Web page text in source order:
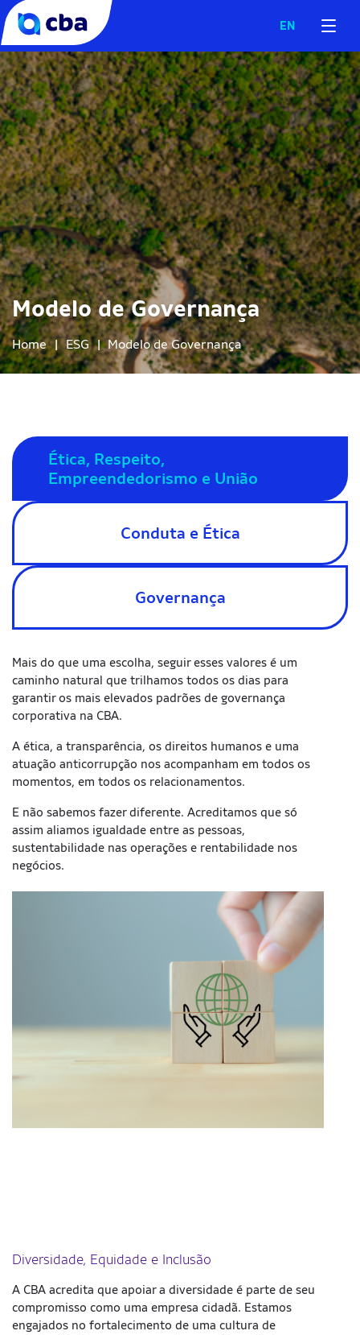
EN
Modelo de Governança
Home | ESG | Modelo de Governança
Ética, Respeito,
Empreendedorismo e União
Conduta e Ética
Governança
Mais do que uma escolha, seguir esses valores é um
caminho natural que trilhamos todos os dias para
garantir os mais elevados padrões de governança
corporativa na CBA.
A ética, a transparência, os direitos humanos e uma
atuação anticorrupção nos acompanham em todos os
momentos, em todos os relacionamentos.
E não sabemos fazer diferente. Acreditamos que só
assim aliamos igualdade entre as pessoas,
sustentabilidade nas operações e rentabilidade nos
negócios.
tenham natureza ilegal ou duvidosa. Para relatar
qualquer tipo de suspeita de atos contra nosso Código
de Conduta, a Política de Anticorrupção ou boas
práticas da Empresa, disponibilizamos a nossa Linha
Ética.
Diversidade, Equidade e Inclusão
A CBA acredita que apoiar a diversidade é parte de seu
compromisso como uma empresa cidadã. Estamos
engajados no fortalecimento de uma cultura de